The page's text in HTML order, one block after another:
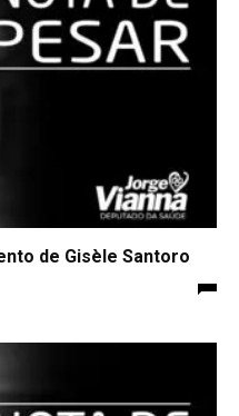
de Gisèle Santoro